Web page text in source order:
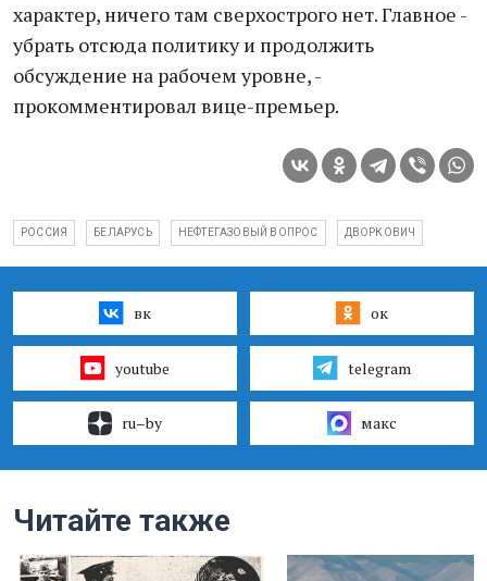
характер, ничего там сверхострого нет. Главное -
убрать отсюда политику и продолжить
обсуждение на рабочем уровне, -
прокомментировал вице-премьер.
РОССИЯ БЕЛАРУСЬ НЕФТЕГАЗОВЫЙ ВОПРОС ДВОРКОВИЧ
вк ок
youtube telegram
ru–by макс
Читайте также